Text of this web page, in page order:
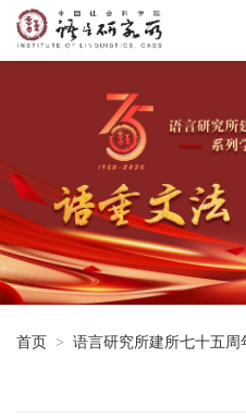
首页 > 语言研究所建所七十五周